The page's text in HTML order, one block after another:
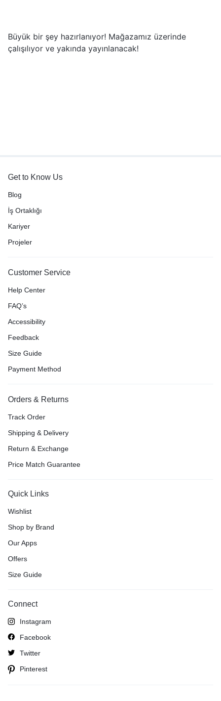
Büyük bir şey hazırlanıyor! Mağazamız üzerinde
çalışılıyor ve yakında yayınlanacak!
Get to Know Us
Blog
İş Ortaklığı
Kariyer
Projeler
Customer Service
Help Center
FAQ’s
Accessibility
Feedback
Size Guide
Payment Method
Orders & Returns
Track Order
Shipping & Delivery
Return & Exchange
Price Match Guarantee
Quick Links
Wishlist
Shop by Brand
Our Apps
Offers
Size Guide
Connect
Instagram
Facebook
Twitter
Pinterest